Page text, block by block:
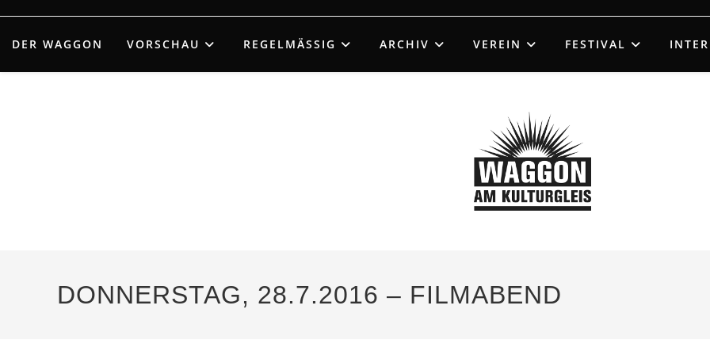
springen
DER WAGGON VORSCHAU REGELMÄSSIG ARCHIV VEREIN FESTIVAL
DONNERSTAG, 28.7.2016 – FILMABEND